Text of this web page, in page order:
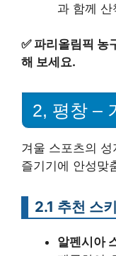
과 함께
✅ 파리올림픽 농
해 보세요.
2, 평창 –
겨울 스포츠의
즐기기에 안성맞
2.1 추천 스
알펜시아